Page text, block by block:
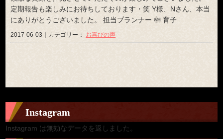
定期報告も楽しみにお待ちしております・笑 Y様、Nさん、本当
にありがとうございました。 担当プランナー 榊 育子
2017-06-03｜カテゴリー： お喜びの声
Instagram
Instagram は無効なデータを返しました。